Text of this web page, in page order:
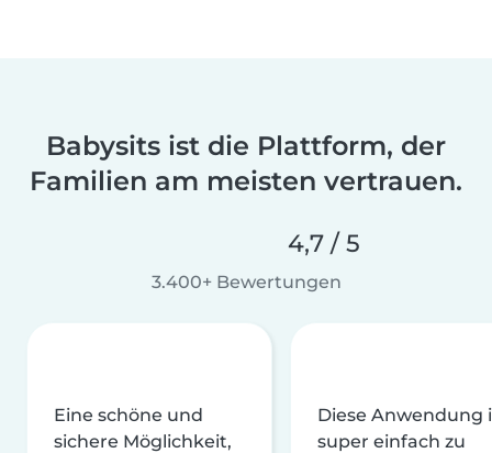
Babysits ist die Plattform, der
Familien am meisten vertrauen.
4,7 / 5
3.400+ Bewertungen
Eine schöne und
sichere Möglichkeit,
Diese Anwendung
super einfach zu